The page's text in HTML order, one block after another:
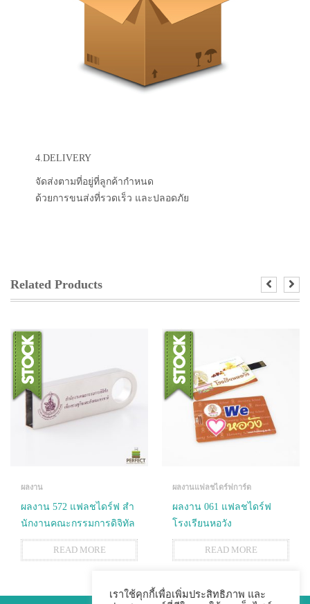
4.DELIVERY
จัดส่งตามที่อยู่ที่ลูกค้ากำหนด
ด้วยการขนส่งที่รวดเร็ว และปลอดภัย
Related Products
ผลงาน
ผลงาน 572 แฟลชไดร์ฟ สํา
นักงานคณะกรรมการดิจิทัล
READ MORE
ผลงานแฟลชไดร์ฟการ์ด
ผลงาน 061 แฟลชไดร์ฟ
โรงเรียนหอวัง
READ MORE
เราใช้คุกกี้เพื่อเพิ่มประสิทธิภาพ และ